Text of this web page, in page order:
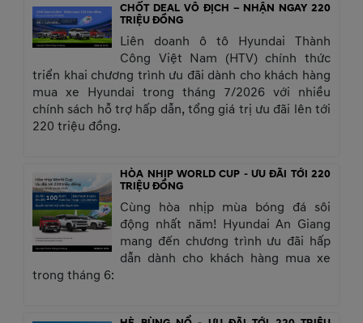
CHỐT DEAL VÔ ĐỊCH – NHẬN NGAY 220
TRIỆU ĐỒNG
Liên doanh ô tô Hyundai Thành
Công Việt Nam (HTV) chính thức
triển khai chương trình ưu đãi dành cho khách hàng
mua xe Hyundai trong tháng 7/2026 với nhiều
chính sách hỗ trợ hấp dẫn, tổng giá trị ưu đãi lên tới
220 triệu đồng.
HÒA NHỊP WORLD CUP - ƯU ĐÃI TỚI 220
TRIỆU ĐỒNG
Cùng hòa nhịp mùa bóng đá sôi
động nhất năm! Hyundai An Giang
mang đến chương trình ưu đãi hấp
dẫn dành cho khách hàng mua xe
trong tháng 6: